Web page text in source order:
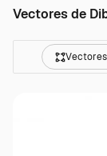
Vectores de
Vectores